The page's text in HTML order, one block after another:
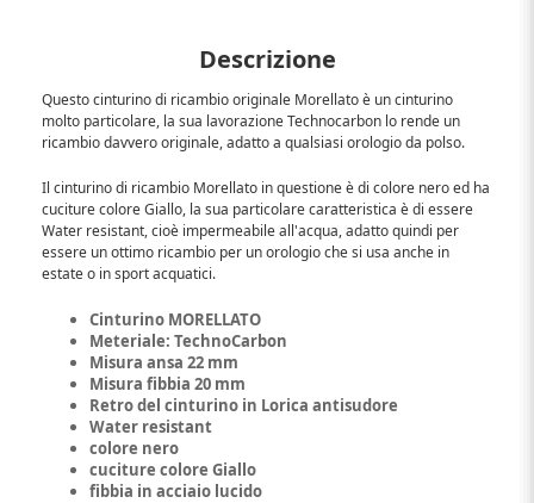
Descrizione
Questo cinturino di ricambio originale Morellato è un cinturino
molto particolare, la sua lavorazione Technocarbon lo rende un
ricambio davvero originale, adatto a qualsiasi orologio da polso.
Il cinturino di ricambio Morellato in questione è di colore nero ed ha
cuciture colore Giallo, la sua particolare caratteristica è di essere
Water resistant, cioè impermeabile all'acqua, adatto quindi per
essere un ottimo ricambio per un orologio che si usa anche in
estate o in sport acquatici.
Cinturino MORELLATO
Meteriale: TechnoCarbon
Misura ansa 22 mm
Misura fibbia 20 mm
Retro del cinturino in Lorica antisudore
Water resistant
colore nero
cuciture colore Giallo
fibbia in acciaio lucido